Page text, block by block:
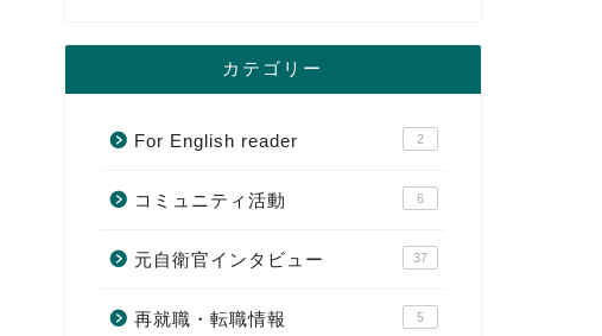
カテゴリー
For English reader 2
コミュニティ活動 6
元自衛官インタビュー 37
再就職・転職情報 5